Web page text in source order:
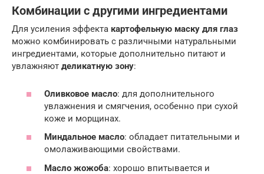
Комбинации с другими ингредиентами
Для усиления эффекта картофельную маску для глаз
можно комбинировать с различными натуральными
ингредиентами, которые дополнительно питают и
увлажняют деликатную зону:
Оливковое масло: для дополнительного
увлажнения и смягчения, особенно при сухой
коже и морщинах.
Миндальное масло: обладает питательными и
омолаживающими свойствами.
Масло жожоба: хорошо впитывается и